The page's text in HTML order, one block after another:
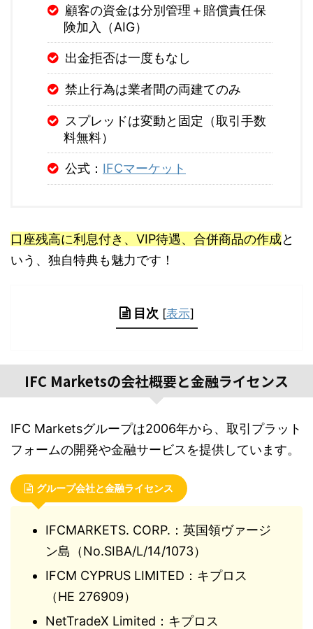
顧客の資金は分別管理＋賠償責任保
険加入（AIG）
出金拒否は一度もなし
禁止行為は業者間の両建てのみ
スプレッドは変動と固定（取引手数
料無料）
公式： IFCマーケット
口座残高に利息付き、VIP待遇、合併商品の作成と
いう、独自特典も魅力です！
目次 [表示]
IFC Marketsの会社概要と金融ライセンス
IFC Marketsグループは2006年から、取引プラット
フォームの開発や金融サービスを提供しています。
グループ会社と金融ライセンス
IFCMARKETS. CORP.：英国領ヴァージ
ン島（No.SIBA/L/14/1073）
IFCM CYPRUS LIMITED：キプロス
（HE 276909）
NetTradeX Limited：キプロス